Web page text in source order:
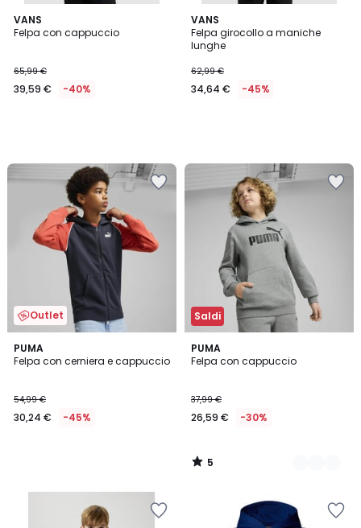
VANS
Felpa con cappuccio
65,99 €
39,59 € -40%
VANS
Felpa girocollo a maniche
lunghe
62,99 €
34,64 € -45%
Outlet
PUMA
Felpa con cerniera e cappuccio
54,99 €
30,24 € -45%
Saldi
PUMA
Felpa con cappuccio
37,99 €
26,59 € -30%
5
/
3
Colori
5
/